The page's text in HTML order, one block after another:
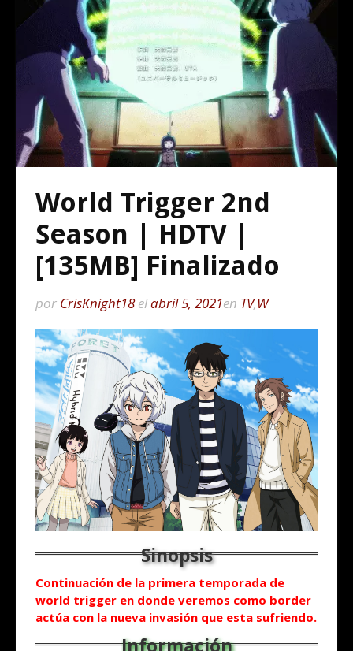
World Trigger 2nd
Season | HDTV |
[135MB] Finalizado
por CrisKnight18elabril 5, 2021en TV,W
Continuación de la primera temporada de
world trigger en donde veremos como border
actúa con la nueva invasión que esta sufriendo.